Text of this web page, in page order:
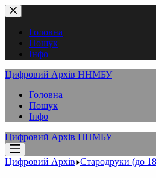
Перейти
до
вмістуГоловна
Пошук
Інфо
Цифровий Архів ННМБУ
Головна
Пошук
Інфо
Цифровий Архів ННМБУ
Цифровий Архів Стародруки (до